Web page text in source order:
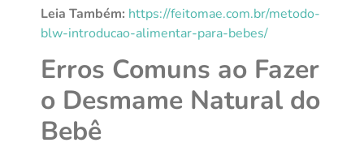
Leia Também: https://feitomae.com.br/metodo-
blw-introducao-alimentar-para-bebes/
Erros Comuns ao Fazer
o Desmame Natural do
Bebê